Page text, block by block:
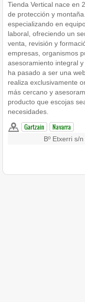
Tienda Vertical nace en
de protección y
especializando en
laboral, ofreciendo un
venta, revisión y
empresas, organismos
asesoramiento integral
ha pasado a ser una
realiza exclusivamente
más cercano y
producto que escojas
necesidades.
Gartzain Navarra
Bº Etxerri s/n